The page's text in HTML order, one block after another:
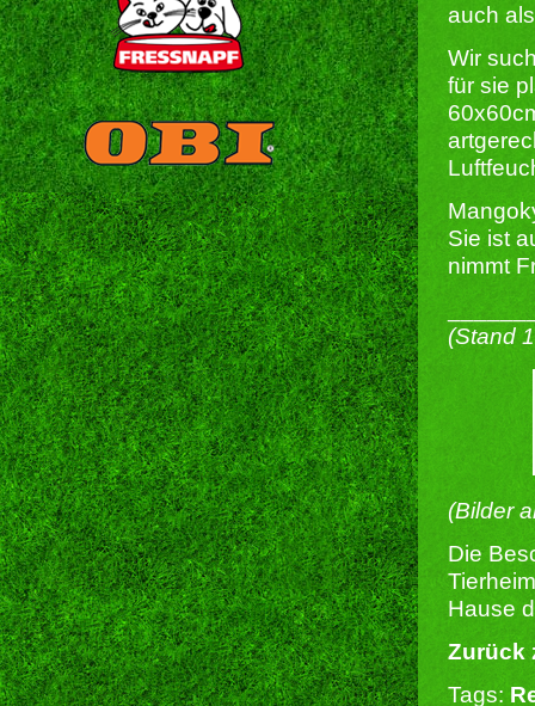
auch
Wir
für sie
Sie ist
nimmt
(Stand
(Bilder
Die
Hause
Zurück
Tags: